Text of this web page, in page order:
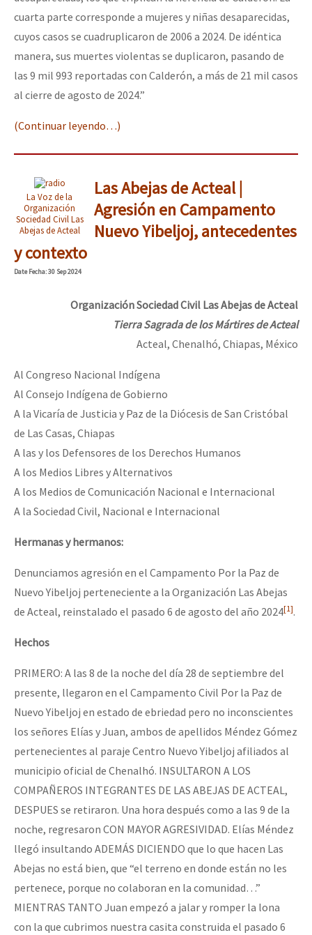
cuarta parte corresponde a mujeres y niñas desaparecidas,
cuyos casos se cuadruplicaron de 2006 a 2024. De idéntica
manera, sus muertes violentas se duplicaron, pasando de
las 9 mil 993 reportadas con Calderón, a más de 21 mil casos
al cierre de agosto de 2024.”
(Continuar leyendo…)
La Voz de la
Organización
Sociedad Civil Las
Abejas de Acteal
Las Abejas de Acteal |
Agresión en Campamento
Nuevo Yibeljoj, antecedentes
y contexto
DateFecha: 30 Sep 2024
Organización Sociedad Civil Las Abejas de Acteal
Tierra Sagrada de los Mártires de Acteal
Acteal, Chenalhó, Chiapas, México
Al Congreso Nacional Indígena
Al Consejo Indígena de Gobierno
A la Vicaría de Justicia y Paz de la Diócesis de San Cristóbal
de Las Casas, Chiapas
A las y los Defensores de los Derechos Humanos
A los Medios Libres y Alternativos
A los Medios de Comunicación Nacional e Internacional
A la Sociedad Civil, Nacional e Internacional
Hermanas y hermanos:
Denunciamos agresión en el Campamento Por la Paz de
Nuevo Yibeljoj perteneciente a la Organización Las Abejas
de Acteal, reinstalado el pasado 6 de agosto del año 2024[1].
Hechos
PRIMERO: A las 8 de la noche del día 28 de septiembre del
presente, llegaron en el Campamento Civil Por la Paz de
Nuevo Yibeljoj en estado de ebriedad pero no inconscientes
los señores Elías y Juan, ambos de apellidos Méndez Gómez
pertenecientes al paraje Centro Nuevo Yibeljoj afiliados al
municipio oficial de Chenalhó. INSULTARON A LOS
COMPAÑEROS INTEGRANTES DE LAS ABEJAS DE ACTEAL,
DESPUES se retiraron. Una hora después como a las 9 de la
noche, regresaron CON MAYOR AGRESIVIDAD. Elías Méndez
llegó insultando ADEMÁS DICIENDO que lo que hacen Las
Abejas no está bien, que “el terreno en donde están no les
pertenece, porque no colaboran en la comunidad…”
MIENTRAS TANTO Juan empezó a jalar y romper la lona
con la que cubrimos nuestra casita construida el pasado 6